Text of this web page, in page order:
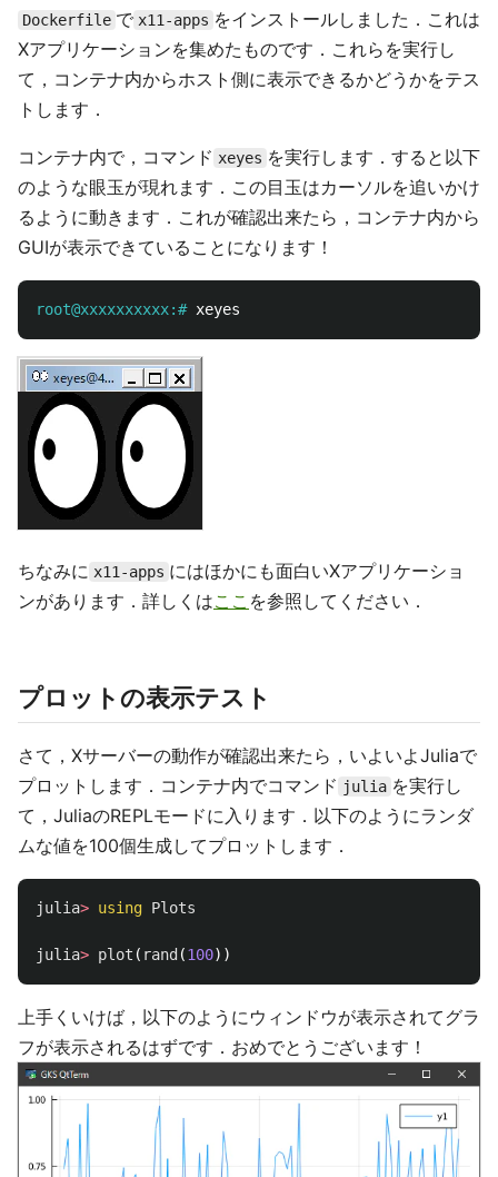
Dockerfile で x11-apps をインストールしました．これは
Xアプリケーションを集めたものです．これらを実行し
て，コンテナ内からホスト側に表示できるかどうかをテス
トします．
コンテナ内で，コマンド xeyes を実行します．すると以下
のような眼玉が現れます．この目玉はカーソルを追いかけ
るように動きます．これが確認出来たら，コンテナ内から
GUIが表示できていることになります！
root@xxxxxxxxxx:#
ちなみに x11-apps にはほかにも面白いXアプリケーショ
ンがあります．詳しくはここ を参照してください．
プロットの表示テスト
さて，Xサーバーの動作が確認出来たら，いよいよJuliaで
プロットします．コンテナ内でコマンド julia を実行し
て，JuliaのREPLモードに入ります．以下のようにランダ
ムな値を100個生成してプロットします．
julia> using Plots
julia> plot ( rand (100))
上手くいけば，以下のようにウィンドウが表示されてグラ
フが表示されるはずです．おめでとうございます！